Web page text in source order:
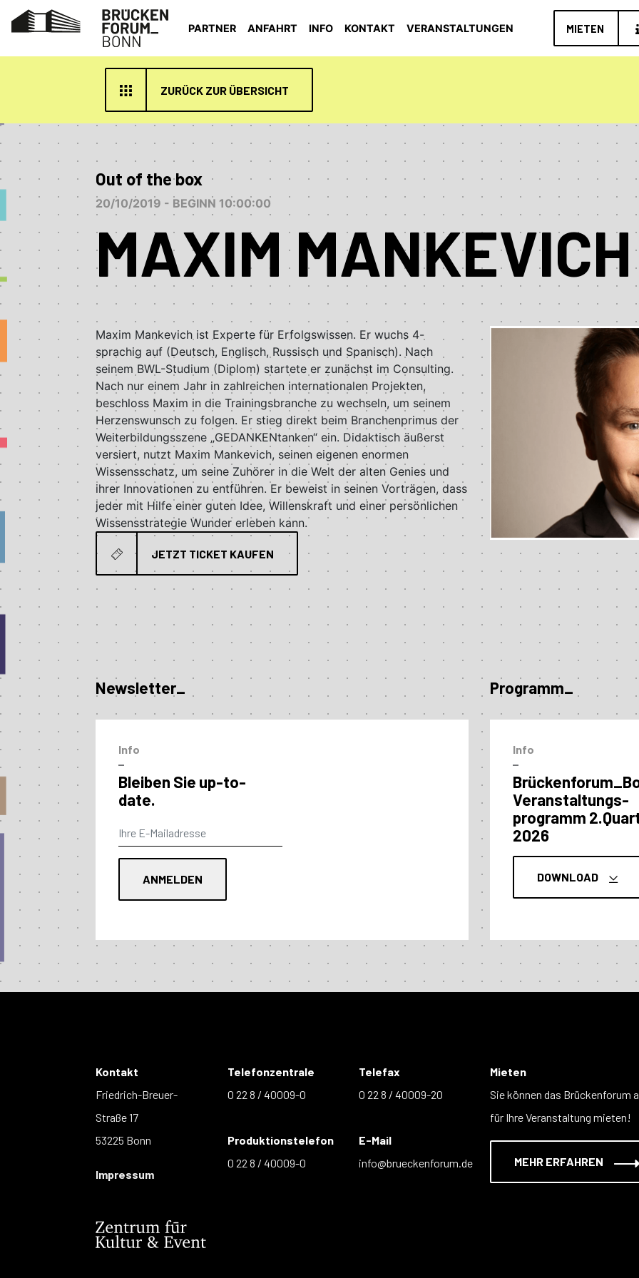
PARTNER ANFAHRT INFO KONTAKT VERANSTALTUNGEN MIETEN
ZURÜCK ZUR ÜBERSICHT
Out of the box
20/10/2019 - BEGINN 10:00:00
MAXIM MANKEVICH
Maxim Mankevich ist Experte für Erfolgswissen. Er wuchs 4-
sprachig auf (Deutsch, Englisch, Russisch und Spanisch). Nach
seinem BWL-Studium (Diplom) startete er zunächst im Consulting.
Nach nur einem Jahr in zahlreichen internationalen Projekten,
beschloss Maxim in die Trainingsbranche zu wechseln, um seinem
Herzenswunsch zu folgen. Er stieg direkt beim Branchenprimus der
Weiterbildungsszene „GEDANKENtanken“ ein. Didaktisch äußerst
versiert, nutzt Maxim Mankevich, seinen eigenen enormen
Wissensschatz, um seine Zuhörer in die Welt der alten Genies und
ihrer Innovationen zu entführen. Er beweist in seinen Vorträgen, dass
jeder mit Hilfe einer guten Idee, Willenskraft und einer persönlichen
Wissensstrategie Wunder erleben kann.
JETZT TICKET KAUFEN
Newsletter_
Info
–
Bleiben Sie up-to-
date.
Programm_
Info
–
Veranstaltungs­
programm
2026
DOWNLOAD
Kontakt
Friedrich-Breuer-
Straße 17
53225 Bonn
Impressum
Telefonzentrale
0 22 8 / 40009-0
Produktionstelefon
0 22 8 / 40009-0
Telefax
0 22 8 / 40009-20
E-Mail
info@brueckenforum.de
Mieten
Sie können das Brückenforum
für Ihre Veranstaltung mieten!
MEHR ERFAHREN